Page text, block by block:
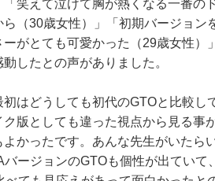
「笑えて泣けて胸が熱くなる一番
（30歳女性）」「初期バージョン
ーがとても可愛かった（29歳女性
したとの声がありました。
初はどうしても初代のGTOと比較
ク版としても違った視点から見る事
よかったです。あんな先生がいた
ージョンのGTOも個性が出てい